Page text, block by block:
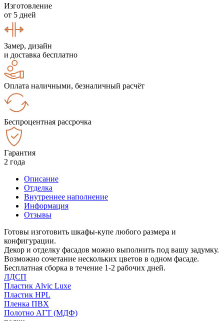
Изготовление
от 5 дней
Замер, дизайн
и доставка бесплатно
Оплата наличными, безналичный расчёт
Беспроцентная рассрочка
Гарантия
2 года
Описание
Отделка
Внутреннее наполнение
Информация
Отзывы
Готовы изготовить шкафы-купе любого размера и
конфигурации.
Декор и отделку фасадов можно выполнить под вашу задумку.
Возможно сочетание нескольких цветов в одном фасаде.
Бесплатная сборка в течение 1-2 рабочих дней.
ЛДСП
Пластик Alvic Luxe
Пластик HPL
Пленка ПВХ
Полотно АГТ (МДФ)